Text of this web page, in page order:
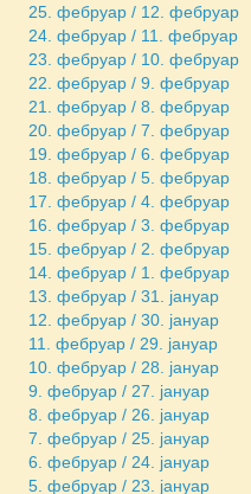
25. фебруар / 12. фебруар
24. фебруар / 11. фебруар
23. фебруар / 10. фебруар
22. фебруар / 9. фебруар
21. фебруар / 8. фебруар
20. фебруар / 7. фебруар
19. фебруар / 6. фебруар
18. фебруар / 5. фебруар
17. фебруар / 4. фебруар
16. фебруар / 3. фебруар
15. фебруар / 2. фебруар
14. фебруар / 1. фебруар
13. фебруар / 31. јануар
12. фебруар / 30. јануар
11. фебруар / 29. јануар
10. фебруар / 28. јануар
9. фебруар / 27. јануар
8. фебруар / 26. јануар
7. фебруар / 25. јануар
6. фебруар / 24. јануар
5. фебруар / 23. јануар